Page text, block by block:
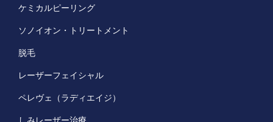
ケミカルピーリング
ソノイオン・トリートメント
脱毛
レーザーフェイシャル
ペレヴェ（ラディエイジ）
しみレーザー治療